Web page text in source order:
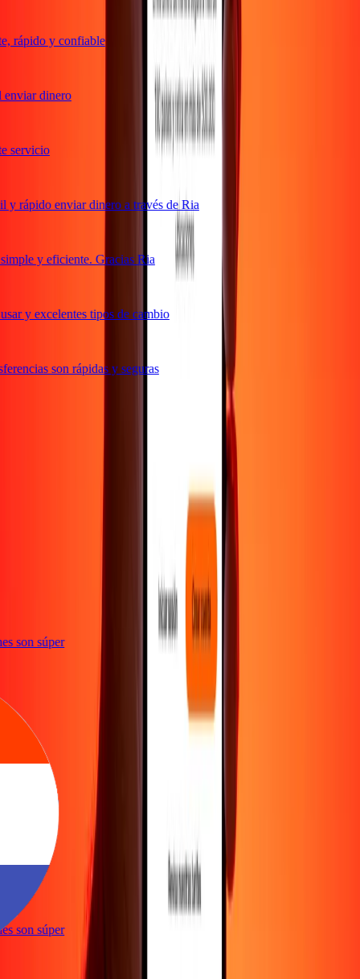
rápido y confiable
dinero
rápido enviar dinero a través de Ria
y eficiente. Gracias Ria
y excelentes tipos de cambio
son rápidas y seguras
son súper
son súper